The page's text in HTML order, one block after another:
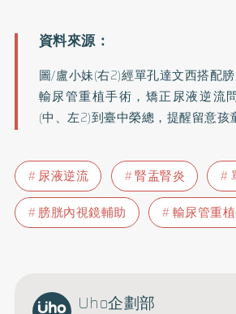
圖/盧小妹(右2)經單孔達文西搭配
輸尿管重植手術，矯正尿液逆流
(中、左2)到臺中榮總，提醒留意孩
尿液逆流 腎盂腎炎
膀胱內視鏡輔助
輸尿管重
Uho企劃部